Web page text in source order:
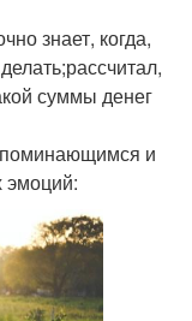
знает, когда,
суммы денег
и
эмоций: